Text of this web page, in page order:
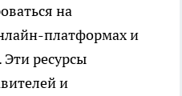
на
платформах и
Эти ресурсы
и